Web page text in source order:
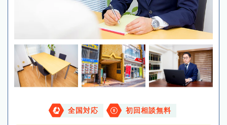
全国対応 初回相談無料